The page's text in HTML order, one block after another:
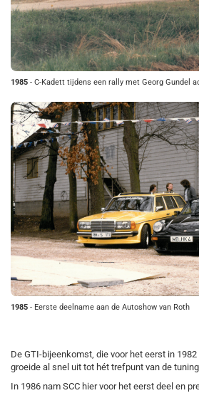
1985 - C-Kadett tijdens een rally met Georg Gundel
1985 - Eerste deelname aan de Autoshow van Roth
De GTI-bijeenkomst, die voor het eerst in
groeide al snel uit tot hét trefpunt van de
In 1986 nam SCC hier voor het eerst deel en